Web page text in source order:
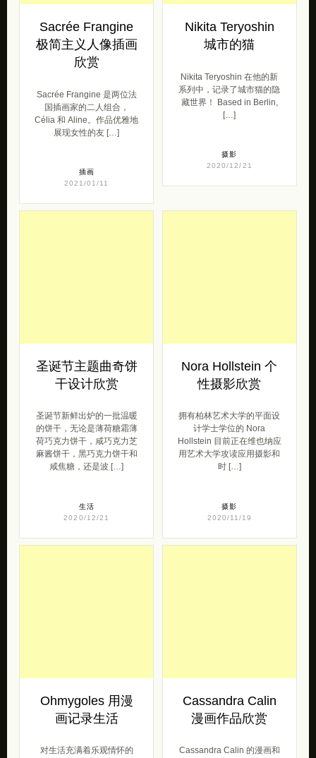
Sacrée Frangine
极简主义人像插画
欣赏
Sacrée Frangine 是两位法
国插画家的二人组合，
Célia 和 Aline。作品优雅地
展现女性的友 […]
插画
2021/01/11
Nikita Teryoshin
城市的猫
Nikita Teryoshin 在他的新
系列中，记录了城市猫的隐
藏世界！ Based in Berlin,
[…]
摄影
2020/12/21
圣诞节主题曲奇饼
干设计欣赏
圣诞节新鲜出炉的一批温暖
的饼干，无论是薄荷糖霜薄
荷巧克力饼干，咸巧克力芝
麻酱饼干，黑巧克力饼干和
咸焦糖，还是波 […]
生活
2020/12/21
Nora Hollstein 个
性摄影欣赏
拥有柏林艺术大学的平面设
计学士学位的 Nora
Hollstein 目前正在维也纳应
用艺术大学攻读应用摄影和
时 […]
摄影
2020/11/19
Ohmygoles 用漫
画记录生活
对生活充满着乐观情怀的
Cassandra Calin
漫画作品欣赏
Cassandra Calin 的漫画和